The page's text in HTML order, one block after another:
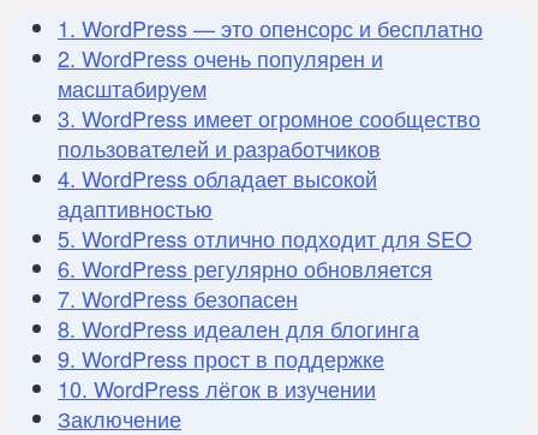
1. WordPress — это опенсорс и бесплатно
2. WordPress очень популярен и
масштабируем
3. WordPress имеет огромное сообщество
пользователей и разработчиков
4. WordPress обладает высокой
адаптивностью
5. WordPress отлично подходит для SEO
6. WordPress регулярно обновляется
7. WordPress безопасен
8. WordPress идеален для блогинга
9. WordPress прост в поддержке
10. WordPress лёгок в изучении
Заключение